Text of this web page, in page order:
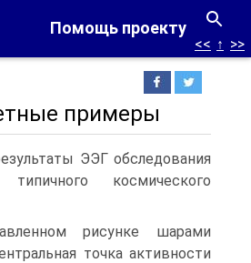
Помощь проекту
<< ↑ >>
примеры
ЭЭГ обследования
космического
рисунке шарами
точка активности